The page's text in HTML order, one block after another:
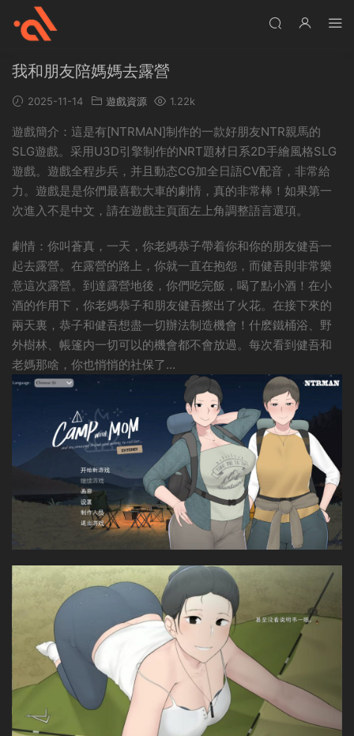
我和朋友陪媽媽去露營
2025-11-14 遊戲資源 1.22k
遊戲簡介：這是有[NTRMAN]制作的一款好朋友NTR親馬的
SLG遊戲。采用U3D引擎制作的NRT題材日系2D手繪風格SLG
遊戲。遊戲全程步兵，并且動态CG加全日語CV配音，非常給
力。遊戲是是你們最喜歡大車的劇情，真的非常棒！如果第一
次進入不是中文，請在遊戲主頁面左上角調整語言選項。
劇情：你叫蒼真，一天，你老媽恭子帶着你和你的朋友健吾一
起去露營。在露營的路上，你就一直在抱怨，而健吾則非常樂
意這次露營。到達露營地後，你們吃完飯，喝了點小酒！在小
酒的作用下，你老媽恭子和朋友健吾擦出了火花。在接下來的
兩天裏，恭子和健吾想盡一切辦法制造機會！什麽鐵桶浴、野
外樹林、帳篷内一切可以的機會都不會放過。每次看到健吾和
老媽那啥，你也悄悄的社保了…